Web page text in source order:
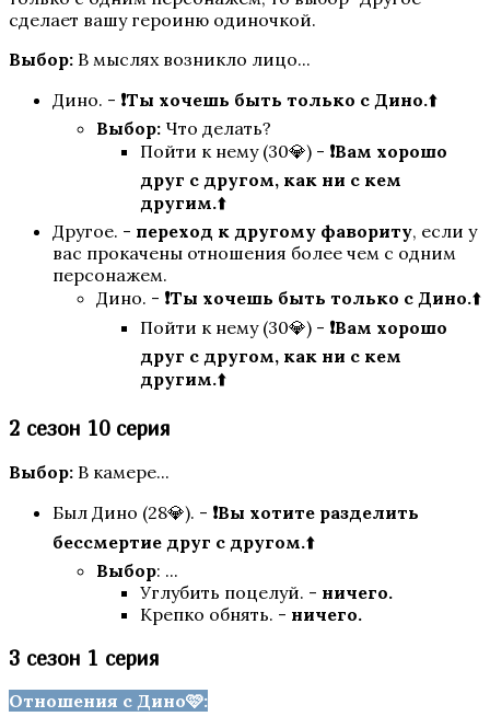
Секрет Небес
Я охочусь на тебя
сделает вашу героиню одиночкой.
Выбор: В мыслях возникло лицо...
Дино. - ❗Ты хочешь быть только с Дино.⬆️
Выбор: Что делать?
Пойти к нему (30💎) - ❗Вам хорошо
друг с другом, как ни с кем
другим.⬆️
Другое. - переход к другому фавориту, если у
вас прокачены отношения более чем с одним
персонажем.
Дино. - ❗Ты хочешь быть только с Дино.⬆️
Пойти к нему (30💎) - ❗Вам хорошо
друг с другом, как ни с кем
другим.⬆️
2 сезон 10 серия
Выбор: В камере...
Был Дино (28💎). - ❗Вы хотите разделить
бессмертие друг с другом.⬆️
Выбор: ...
Углубить поцелуй. - ничего.
Крепко обнять. - ничего.
3 сезон 1 серия
Отношения с Дино🩷: